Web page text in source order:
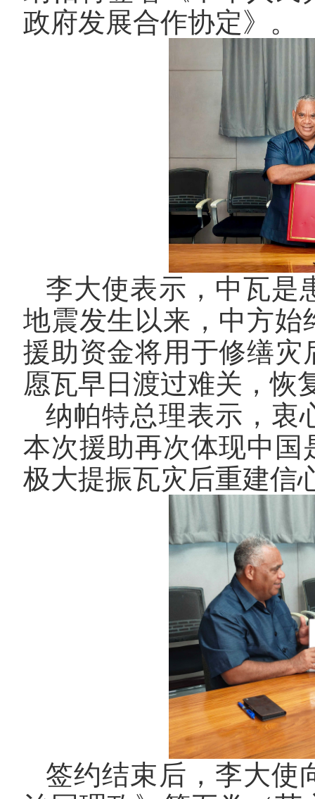
政府发展合作协定》。
李大使表示，中瓦是
地震发生以来，中方始
援助资金将用于修缮灾
愿瓦早日渡过难关，恢
纳帕特总理表示，衷
本次援助再次体现中国
极大提振瓦灾后重建信
签约结束后，李大使